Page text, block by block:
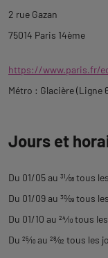
2 rue Gazan
75014 Paris 14ème
https://www.paris.fr/
Métro : Glacière (Ligne
Jours et
Du 01/05 au 31⁄08tous
Du 01/09 au 30⁄09tous
Du 01/10 au 24⁄10tous
Du 25⁄10au 28⁄02 tous les